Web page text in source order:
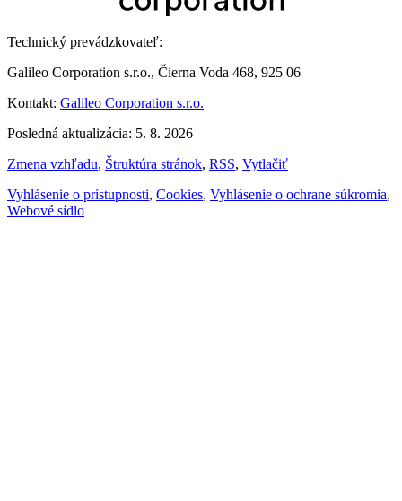
Technický prevádzkovateľ:
Galileo Corporation s.r.o., Čierna Voda 468, 925 06
Kontakt: Galileo Corporation s.r.o.
Posledná aktualizácia: 5. 8. 2026
Zmena vzhľadu, Štruktúra stránok, RSS, Vytlačiť
Vyhlásenie o prístupnosti, Cookies, Vyhlásenie o ochrane súkromia,
Webové sídlo